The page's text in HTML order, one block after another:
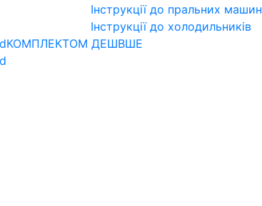
Інструкції до пральних машин
Інструкції до холодильників
КОМПЛЕКТОМ ДЕШВШЕ